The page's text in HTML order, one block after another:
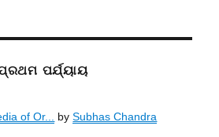
ପର୍ଯ୍ୟାୟ
of Or... bySubhas Chandra